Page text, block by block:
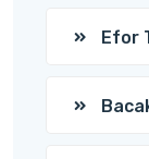
Efor